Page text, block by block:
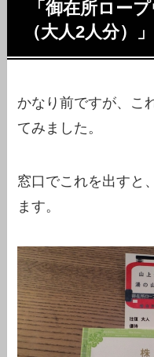
「御在所ロー
（大人2人分）」
かなり前ですが、こ
てみました。
窓口でこれを出すと
ます。